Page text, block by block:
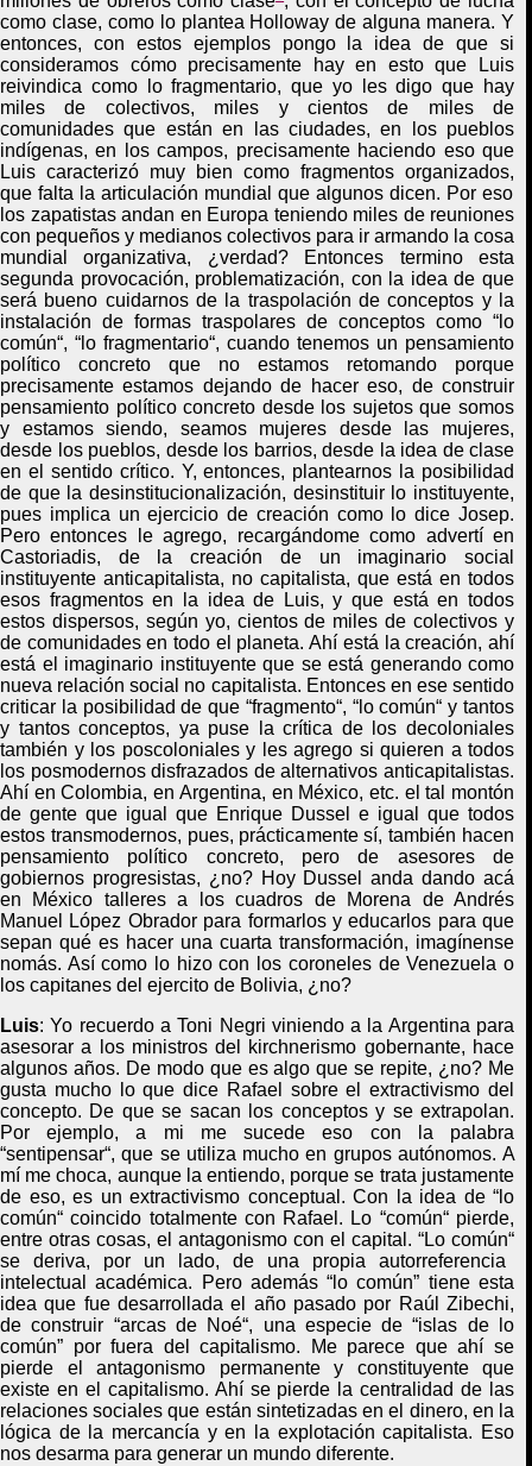
como clase, como lo plantea Holloway de alguna manera. Y
entonces, con estos ejemplos pongo la idea de que si
consideramos cómo precisamente hay en esto que Luis
reivindica como lo fragmentario, que yo les digo que hay
miles de colectivos, miles y cientos de miles de
comunidades que están en las ciudades, en los pueblos
indígenas, en los campos, precisamente haciendo eso que
Luis caracterizó muy bien como fragmentos organizados,
que falta la articulación mundial que algunos dicen. Por eso
los zapatistas andan en Europa teniendo miles de reuniones
con pequeños y medianos colectivos para ir armando la cosa
mundial organizativa, ¿verdad? Entonces termino esta
segunda provocación, problematización, con la idea de que
será bueno cuidarnos de la traspolación de conceptos y la
instalación de formas traspolares de conceptos como “ lo
común“, “ lo fragmentario“, cuando tenemos un pensamiento
político concreto que no estamos retomando porque
precisamente estamos dejando de hacer eso, de construir
pensamiento político concreto desde los sujetos que somos
y estamos siendo, seamos mujeres desde las mujeres,
desde los pueblos, desde los barrios, desde la idea de clase
en el sentido crítico. Y, entonces, plantearnos la posibilidad
de que la desinstitucionalización, desinstituir lo instituyente,
pues implica un ejercicio de creación como lo dice Josep.
Pero entonces le agrego, recargándome como advertí en
Castoriadis, de la creación de un imaginario social
instituyente anticapitalista, no capitalista, que está en todos
esos fragmentos en la idea de Luis, y que está en todos
estos dispersos, según yo, cientos de miles de colectivos y
de comunidades en todo el planeta. Ahí está la creación, ahí
está el imaginario instituyente que se está generando como
nueva relación social no capitalista. Entonces en ese sentido
criticar la posibilidad de que “fragmento“, “lo común“ y tantos
y tantos conceptos, ya puse la crítica de los decoloniales
también y los poscoloniales y les agrego si quieren a todos
los posmodernos disfrazados de alternativos anticapitalistas.
Ahí en Colombia, en Argentina, en México, etc. el tal montón
de gente que igual que Enrique Dussel e igual que todos
estos transmodernos, pues, prácticamente sí, también hacen
pensamiento político concreto, pero de asesores de
gobiernos progresistas, ¿no? Hoy Dussel anda dando acá
en México talleres a los cuadros de Morena de Andrés
Manuel López Obrador para formarlos y educarlos para que
sepan qué es hacer una cuarta transformación, imagínense
nomás. Así como lo hizo con los coroneles de Venezuela o
los capitanes del ejercito de Bolivia, ¿no?
Luis: Yo recuerdo a Toni Negri viniendoa la Argentina para
asesorar a los ministros del kirchnerismo gobernante, hace
algunos años. De modo quees algo que se repite, ¿no? Me
gusta mucho lo quedice Rafael sobreel extractivismo del
concepto. De que se sacan los conceptos y se extrapolan.
Por ejemplo,a mi me sucede eso con
la palabra
“sentipensar“, que se utiliza mucho en grupos autónomos. A
mí me choca, aunque a entiendo, porquese trata justamente
de eso, es un extractivismo conceptual . Con la idea de “ lo
común“ coincido totalmente con Rafael . Lo “común“pierde,
entre otras cosas, el antagonismo con el capital. “Lo común“
se deriva, por un lado, de una propia autorreferencia
intelectual académica. Pero además“ lo común” tiene esta
ideaque fuedesarrollada el año pasado por Raúl Zibechi,
deconstruir “arcas de Noé“, una especie de “islas de lo
común” por fuera del capitalismo. Me parece queahíse
pierde el antagonismo permanentey constituyente que
existe en el capitalismo. Ahí se pierde la centralidad de las
relaciones socialesque están sintetizadas en el dinero, en la
lógica de la mercancía y en la explotación capitalista. Eso
nos desarma para generar un mundo diferente.